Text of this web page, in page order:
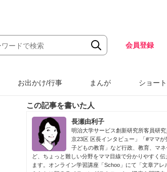
会員登録
お出かけ/行事 まんが ショー
この記事を書いた人
長瀬由利子
明治大学サービス創新研究所客員研究
京23区 区長インタビュー」「#ママが
子どもの教育」など行政、教育、マネ
ど、ちょっと難しい分野をママ目線で分かりやすく伝
ます。オンライン学習講座「Schoo」にて「文章アレ